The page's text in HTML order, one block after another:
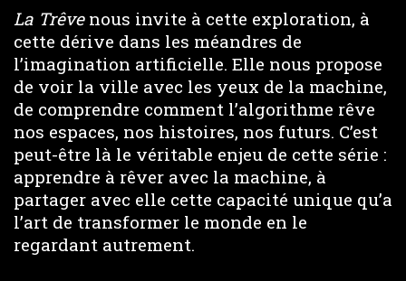
La Trêvenous invite à cette exploration, à
cette dérive dans les méandres de
l’imagination artificielle. Elle nous propose
de voir la ville avec les yeux de la machine,
de comprendre comment l’algorithme rêve
nos espaces, nos histoires, nos futurs. C’est
peut-être là le véritable enjeu de cette série :
apprendre à rêver avec la machine, à
partager avec elle cette capacité unique qu’a
l’art de transformer le monde en le
regardant autrement.